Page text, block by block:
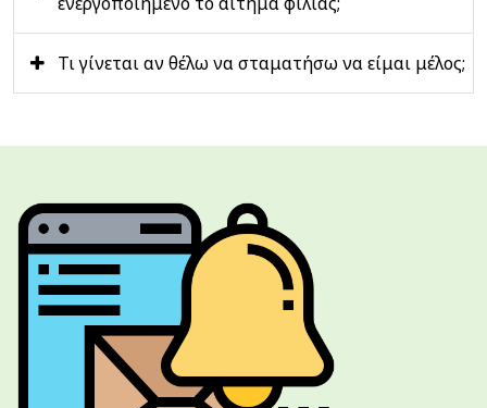
Τι γίνεται αν θέλω να σταματήσω να είμαι μέλος;